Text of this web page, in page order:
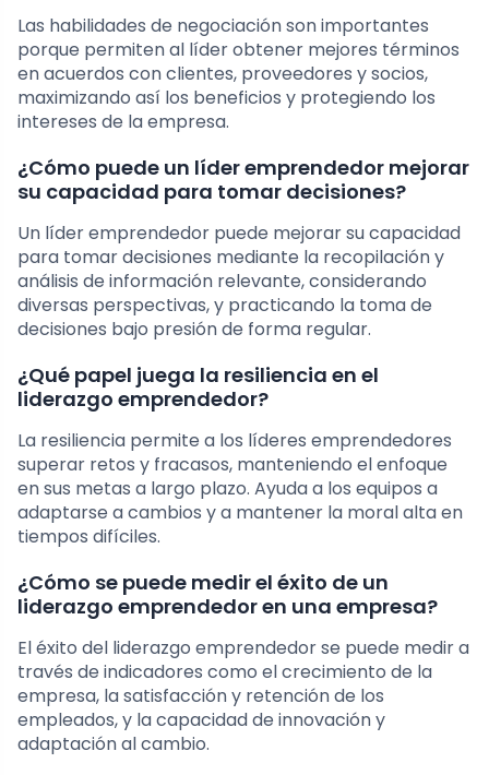
Las habilidades de negociación son importantes
porque permiten al líder obtener mejores términos
en acuerdos con clientes, proveedores y socios,
maximizando así los beneficios y protegiendo los
intereses de la empresa.
¿Cómo puede un líder emprendedor mejorar
su capacidad para tomar decisiones?
Un líder emprendedor puede mejorar su capacidad
para tomar decisiones mediante la recopilación y
análisis de información relevante, considerando
diversas perspectivas, y practicando la toma de
decisiones bajo presión de forma regular.
¿Qué papel juega la resiliencia en el
liderazgo emprendedor?
La resiliencia permite a los líderes emprendedores
superar retos y fracasos, manteniendo el enfoque
en sus metas a largo plazo. Ayuda a los equipos a
adaptarse a cambios y a mantener la moral alta en
tiempos difíciles.
¿Cómo se puede medir el éxito de un
liderazgo emprendedor en una empresa?
El éxito del liderazgo emprendedor se puede medir a
través de indicadores como el crecimiento de la
empresa, la satisfacción y retención de los
empleados, y la capacidad de innovación y
adaptación al cambio.